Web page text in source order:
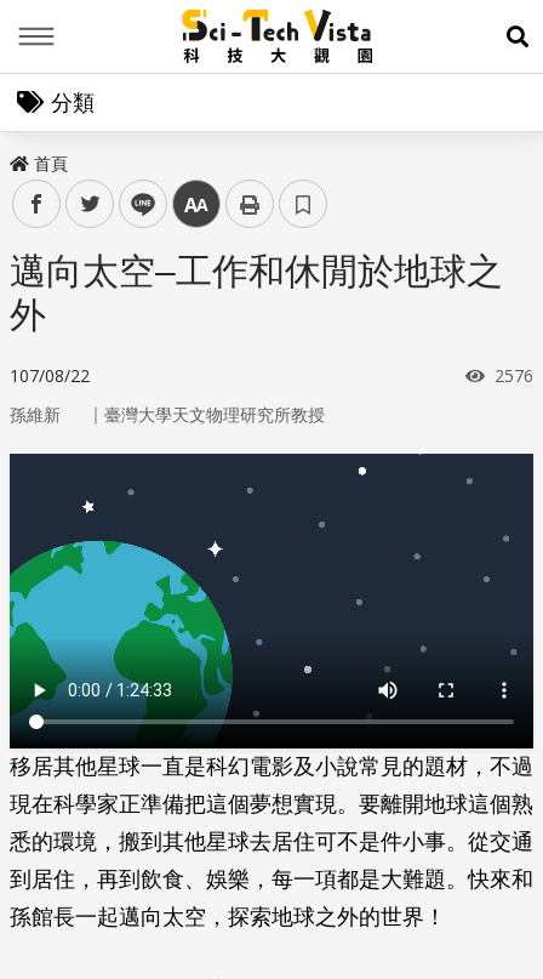
展
分類
首頁
facebooktwitter line 中
邁向太空–工作和休閒於地球之
外
107/08/22 瀏覽
2576
孫維新 ｜ 臺灣大學天文物理研究所教授
移居其他星球一直是科幻電影及小說常見的題材，不過
現在科學家正準備把這個夢想實現。要離開地球這個熟
悉的環境，搬到其他星球去居住可不是件小事。從交通
到居住，再到飲食、娛樂，每一項都是大難題。快來和
孫館長一起邁向太空，探索地球之外的世界！